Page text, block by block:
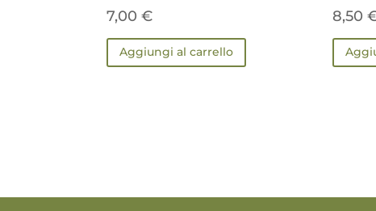
7,00 €
Aggiungi al carrello
8,50